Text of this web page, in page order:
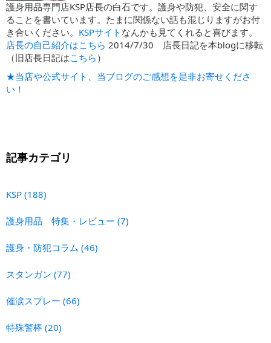
護身用品専門店KSP店長の白石です。護身や防犯、安全に関す
ることを書いています。たまに関係ない話も混じりますがお付
き合いください。 KSPサイト なんかも見てくれると喜びます。
店長の自己紹介はこちら 2014/7/30 店長日記を本blogに移転
（旧店長日記はこちら ）
★当店や公式サイト、当ブログのご感想を是非お寄せくださ
い！
記事カテゴリ
KSP (188)
護身用品 特集・レビュー (7)
護身・防犯コラム (46)
スタンガン (77)
催涙スプレー (66)
特殊警棒 (20)